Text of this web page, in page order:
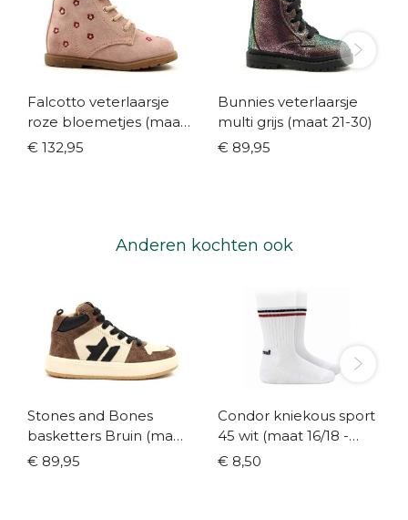
Falcotto veterlaarsje
roze bloemetjes (maat
20-26)
€ 132,95
Bunnies veterlaarsje
multi grijs (maat 21-30)
€ 89,95
Anderen kochten ook
Stones and Bones
basketters Bruin (maat
27-40)
€ 89,95
Condor kniekous sport
45 wit (maat 16/18 -
36/39)
€ 8,50